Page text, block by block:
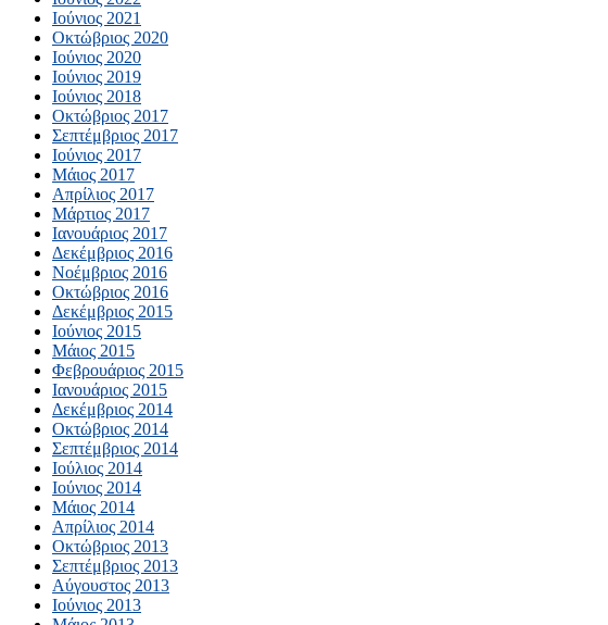
Ιούνιος 2021
Οκτώβριος 2020
Ιούνιος 2020
Ιούνιος 2019
Ιούνιος 2018
Οκτώβριος 2017
Σεπτέμβριος 2017
Ιούνιος 2017
Μάιος 2017
Απρίλιος 2017
Μάρτιος 2017
Ιανουάριος 2017
Δεκέμβριος 2016
Νοέμβριος 2016
Οκτώβριος 2016
Δεκέμβριος 2015
Ιούνιος 2015
Μάιος 2015
Φεβρουάριος 2015
Ιανουάριος 2015
Δεκέμβριος 2014
Οκτώβριος 2014
Σεπτέμβριος 2014
Ιούλιος 2014
Ιούνιος 2014
Μάιος 2014
Απρίλιος 2014
Οκτώβριος 2013
Σεπτέμβριος 2013
Αύγουστος 2013
Ιούνιος 2013